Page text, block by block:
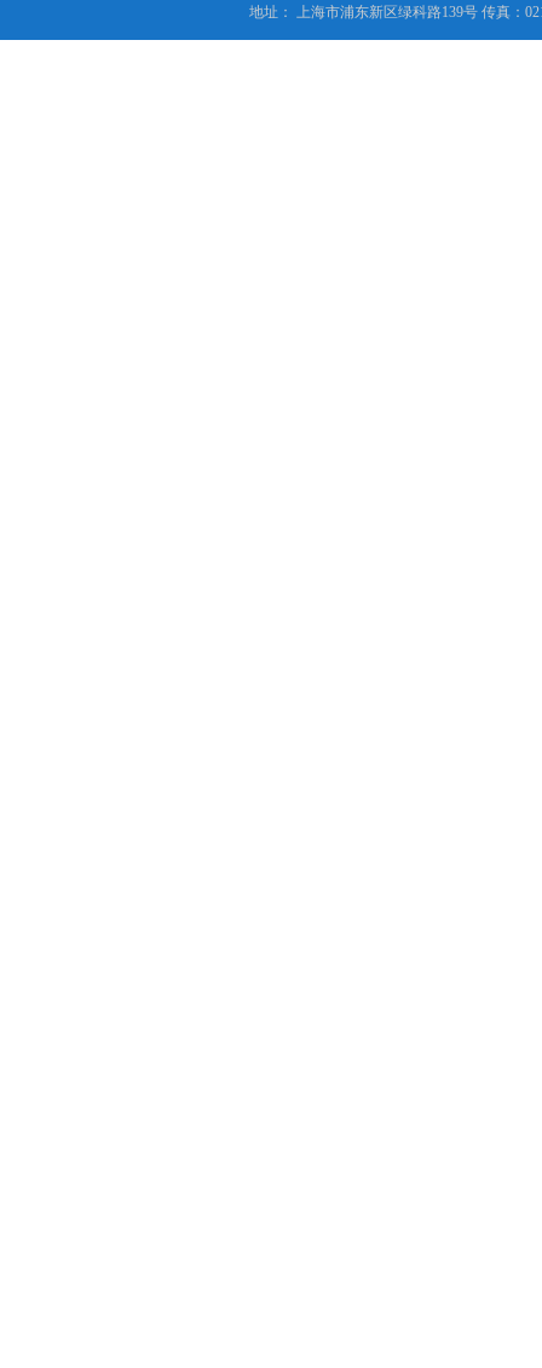
地址： 上海市浦东新区绿科路139号 传真：